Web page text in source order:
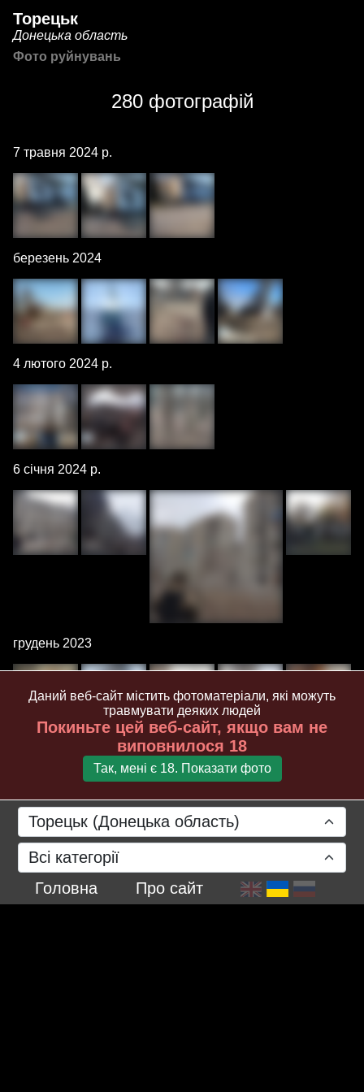
Торецьк
Донецька область
Фото руйнувань
280 фотографій
7 травня 2024 р.
березень 2024
4 лютого 2024 р.
6 січня 2024 р.
грудень 2023
Торецьк (Донецька область)
Всі категорії
Головна
Про сайт
Даний веб-сайт містить фотоматеріали, які можуть
травмувати деяких людей
Покиньте цей веб-сайт, якщо вам не
виповнилося 18
Так, мені є 18. Показати фото